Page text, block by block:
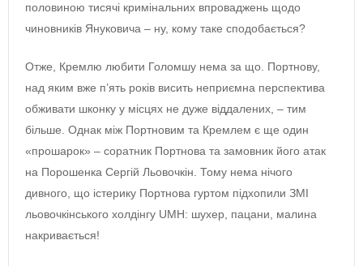
половиною тисячі кримінальних впроваджень щодо
чиновників Януковича – ну, кому таке сподобається?
Отже, Кремлю любити Голомшу нема за що. Портнову,
над яким вже п’ять років висить неприємна перспектива
обживати шконку у місцях не дуже віддалених, – тим
більше. Однак між Портновим та Кремлем є ще один
«прошарок» – соратник Портнова та замовник його атак
на Порошенка Сергій Льовочкін. Тому нема нічого
дивного, що істерику Портнова гуртом підхопили ЗМІ
льовочкінського холдінгу UMH: шухер, пацани, малина
накривається!